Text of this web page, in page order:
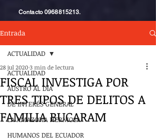
Contacto0968815213.
Entrada
ACTUALIDAD
AUSTRO AL DÍA
DE INTERÉS GENERAL
LA AMAZONA HERMOSA
HUMANOS DEL ECUADOR
ACTUALIDAD
FISCAL INVESTIGA POR
TRES TIPOS DE DELITOS A
FAMILIA BUCARAM
28 jul 20203 min de lectura